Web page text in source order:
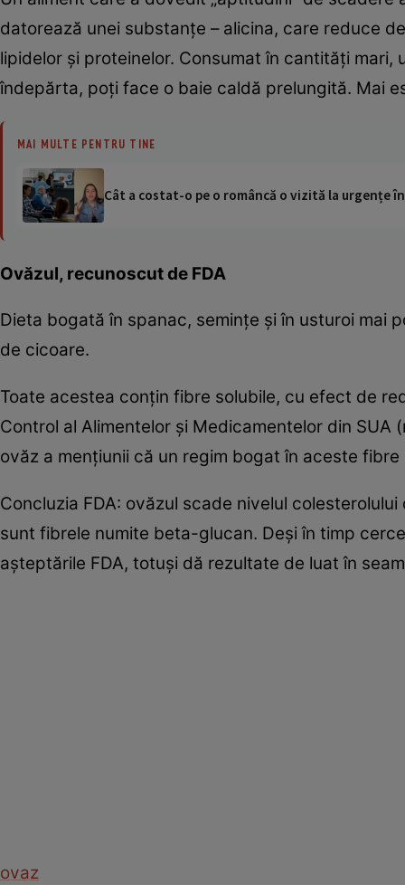
datorează unei substanţe – alicina, care reduce
lipidelor şi proteinelor. Consumat în cantităţi
îndepărta, poţi face o baie caldă prelungită. Mai
MAI MULTE PENTRU TINE
Cât a costat-o pe o româncă o vizită la urgențe
Ovăzul, recunoscut de FDA
Dieta bogată în spanac, seminţe şi în usturoi mai
de cicoare.
Toate acestea conţin fibre solubile, cu efect de
Control al Alimentelor şi Medicamentelor din
ovăz a menţiunii că un regim bogat în aceste
Concluzia FDA: ovăzul scade nivelul
sunt fibrele numite beta-glucan. Deşi în timp
aşteptările FDA, totuşi dă rezultate de luat în
ovaz